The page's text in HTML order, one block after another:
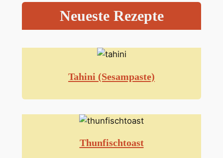
Neueste Rezepte
Tahini (Sesampaste)
Thunfischtoast